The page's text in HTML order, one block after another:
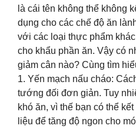
là cái tên không thể không
dụng cho các chế độ ăn
với các loại thực phẩm
cho khẩu phần ăn. Vậy có
giảm cân nào? Cùng tìm
1. Yến mạch nấu cháo:
tướng đối đơn giản. Tuy
khó ăn, vì thế bạn có thể
liệu để tăng độ ngon cho